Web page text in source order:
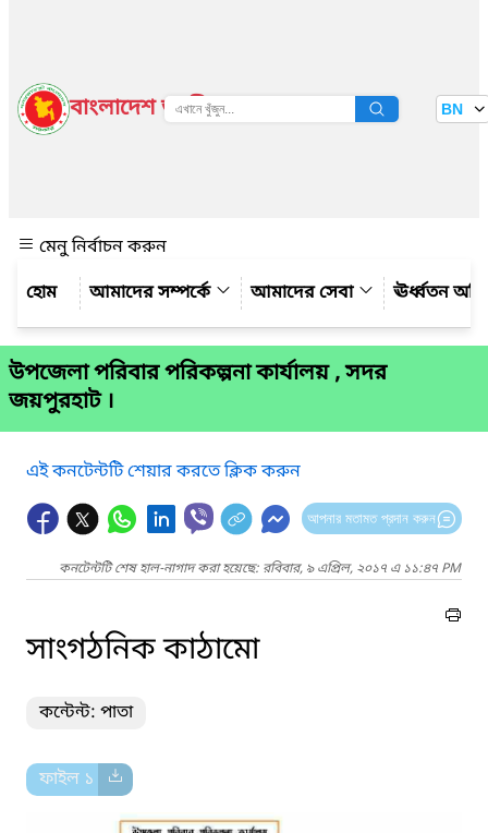
বাংলাদেশ জাতীয় তথ্য বাতায়ন BN
মেনু নির্বাচন করুন
আমাদের সম্পর্কে
আমাদের সেবা ঊর্ধ্বতন
উপজেলা পরিবার পরিকল্পনা কার্যালয় , সদর
জয়পুরহাট ।
এই কনটেন্টটি শেয়ার করতে ক্লিক করুন
আপনার মতামত প্রদান করুন
কনটেন্টটি শেষ হাল-নাগাদ করা হয়েছে: রবিবার, ৯ এপ্রিল, ২০১৭ এ ১১:৪৭ PM
সাংগঠনিক কাঠামো
কন্টেন্ট: পাতা
ফাইল ১